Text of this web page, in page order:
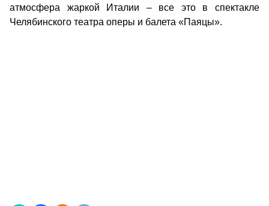
атмосфера жаркой Италии – все это в спектакле
Челябинского театра оперы и балета «Паяцы».